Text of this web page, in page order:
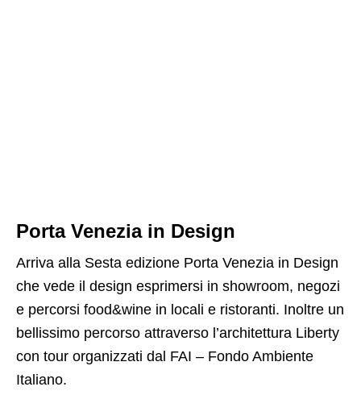
Porta Venezia in Design
Arriva alla Sesta edizione Porta Venezia in Design
che vede il design esprimersi in showroom, negozi
e percorsi food&wine in locali e ristoranti. Inoltre un
bellissimo percorso attraverso l’architettura Liberty
con tour organizzati dal FAI – Fondo Ambiente
Italiano.